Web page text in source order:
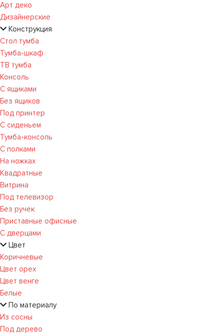
Арт деко
Дизайнерские
Конструкция
Стол тумба
Тумба-шкаф
ТВ тумба
Консоль
С ящиками
Без ящиков
Под принтер
С сиденьем
Тумба-консоль
С полками
На ножках
Квадратные
Витрина
Под телевизор
Без ручек
Приставные офисные
С дверцами
Цвет
Коричневые
Цвет орех
Цвет венге
Белые
По материалу
Из сосны
Под дерево